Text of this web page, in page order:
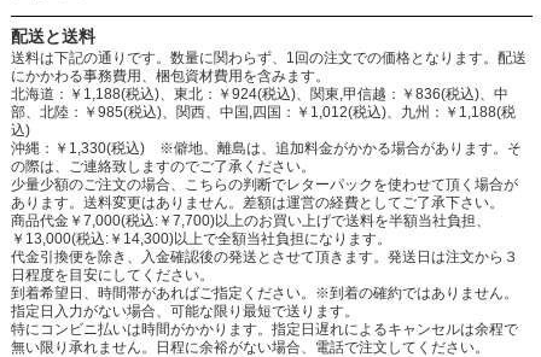
配送と送料
送料は下記の通りです。数量に関わらず、1回の注文での価格となります。配送
にかかわる事務費用、梱包資材費用を含みます。
北海道：￥1,188(税込)、東北：￥924(税込)、関東,甲信越：￥836(税込)、中
部、北陸：￥985(税込)、関西、中国,四国：￥1,012(税込)、九州：￥1,188(税
込)
沖縄：￥1,330(税込) ※僻地、離島は、追加料金がかかる場合があります。そ
の際は、ご連絡致しますのでご了承ください。
少量少額のご注文の場合、こちらの判断でレターパックを使わせて頂く場合が
あります。送料変更はありません。差額は運営の経費としてご了承下さい。
商品代金￥7,000(税込:￥7,700)以上のお買い上げで送料を半額当社負担、
￥13,000(税込:￥14,300)以上で全額当社負担になります。
代金引換便を除き、入金確認後の発送とさせて頂きます。発送日は注文から３
日程度を目安にしてください。
到着希望日、時間帯があればご指定ください。※到着の確約ではありません。
指定日入力がない場合、可能な限り最短で送ります。
特にコンビニ払いは時間がかかります。指定日遅れによるキャンセルは余程で
無い限り承れません。日程に余裕がない場合、電話で注文してください。